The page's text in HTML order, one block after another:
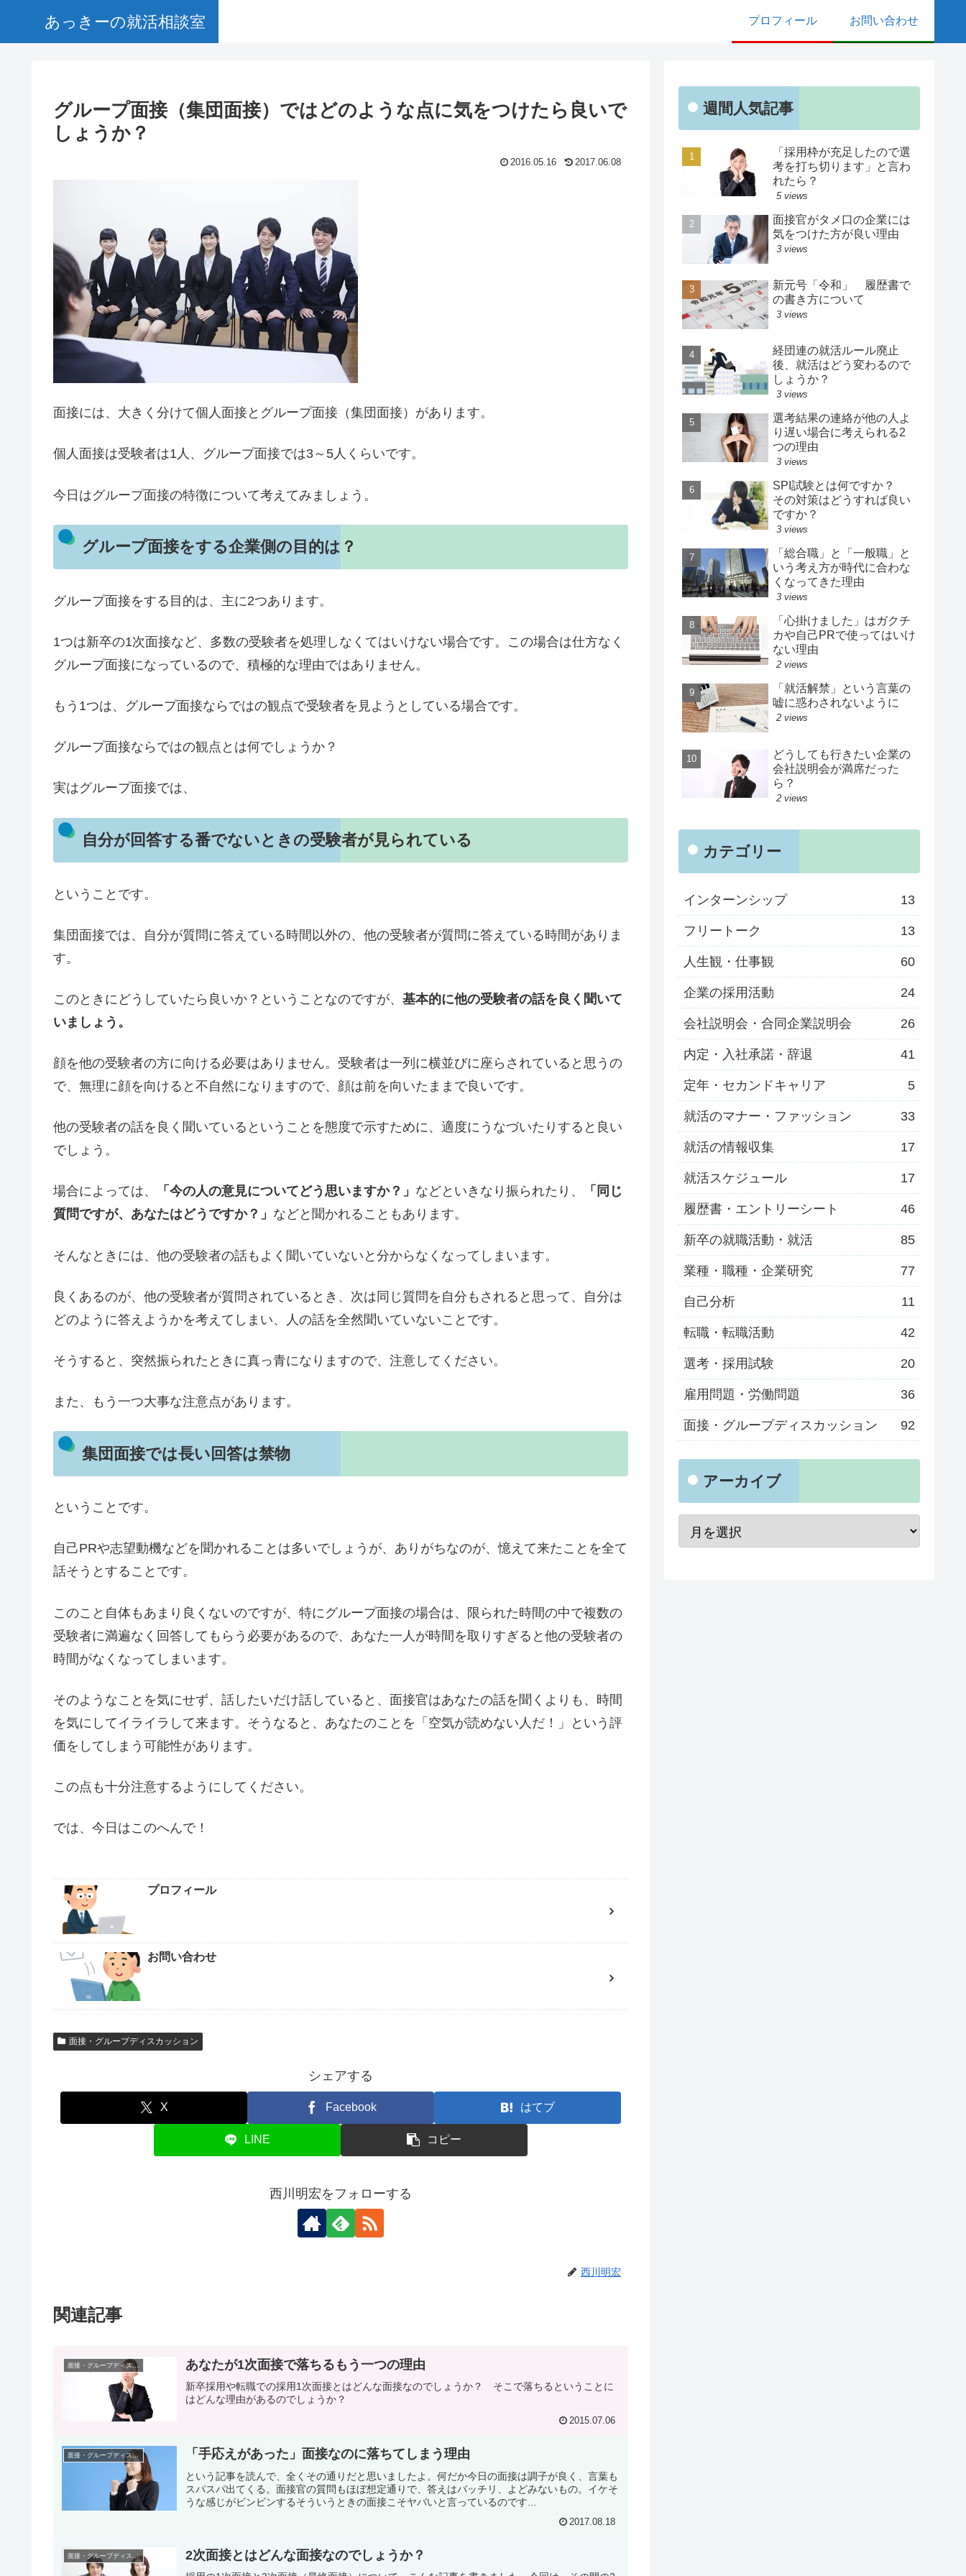
あっきーの就活相談室 プロフィール お問い合わせ
グループ面接（集団面接）ではどのような点に気をつけたら良いで
しょうか？
2016.05.16 2017.06.08
面接には、大きく分けて個人面接とグループ面接（集団面接）があります。
個人面接は受験者は1人、グループ面接では3～5人くらいです。
今日はグループ面接の特徴について考えてみましょう。
グループ面接をする企業側の目的は？
グループ面接をする目的は、主に2つあります。
1つは新卒の1次面接など、多数の受験者を処理しなくてはいけない場合です。この場合は仕方なく
グループ面接になっているので、積極的な理由ではありません。
もう1つは、グループ面接ならではの観点で受験者を見ようとしている場合です。
グループ面接ならではの観点とは何でしょうか？
実はグループ面接では、
自分が回答する番でないときの受験者が見られている
ということです。
集団面接では、自分が質問に答えている時間以外の、他の受験者が質問に答えている時間がありま
す。
このときにどうしていたら良いか？ということなのですが、 基本的に他の受験者の話を良く聞いて
いましょう。
顔を他の受験者の方に向ける必要はありません。受験者は一列に横並びに座らされていると思うの
で、無理に顔を向けると不自然になりますので、顔は前を向いたままで良いです。
他の受験者の話を良く聞いているということを態度で示すために、適度にうなづいたりすると良い
でしょう。
場合によっては、 「今の人の意見についてどう思いますか？」 などといきなり振られたり、
「同じ
質問ですが、あなたはどうですか？」 などと聞かれることもあります。
そんなときには、他の受験者の話もよく聞いていないと分からなくなってしまいます。
良くあるのが、他の受験者が質問されているとき、次は同じ質問を自分もされると思って、自分は
どのように答えようかを考えてしまい、人の話を全然聞いていないことです。
そうすると、突然振られたときに真っ青になりますので、注意してください。
また、もう一つ大事な注意点があります。
集団面接では長い回答は禁物
ということです。
自己PRや志望動機などを聞かれることは多いでしょうが、ありがちなのが、憶えて来たことを全て
話そうとすることです。
このこと自体もあまり良くないのですが、特にグループ面接の場合は、限られた時間の中で複数の
受験者に満遍なく回答してもらう必要があるので、あなた一人が時間を取りすぎると他の受験者の
時間がなくなってしまいます。
そのようなことを気にせず、話したいだけ話していると、面接官はあなたの話を聞くよりも、時間
を気にしてイライラして来ます。そうなると、あなたのことを「空気が読めない人だ！」という評
価をしてしまう可能性があります。
この点も十分注意するようにしてください。
では、今日はこのへんで！
プロフィール
お問い合わせ
面接・グループディスカッション
シェアする
X Facebook はてブ
LINE コピー
西川明宏をフォローする
西川明宏
関連記事
面接・グループディスカッション あなたが1次面接で落ちるもう一つの理由
新卒採用や転職での採用1次面接とはどんな面接なのでしょうか？ そこで落ちるということに
はどんな理由があるのでしょうか？
2015.07.06
面接・グループディスカッション 「手応えがあった」面接なのに落ちてしまう理由
という記事を読んで、全くその通りだと思いましたよ。何だか今日の面接は調子が良く、言葉も
スパスパ出てくる。面接官の質問もほぼ想定通りで、答えはバッチリ、よどみないもの。イケそ
うな感じがビンビンするそういうときの面接こそヤバいと言っているのです...
2017.08.18
面接・グループディスカッション 2次面接とはどんな面接なのでしょうか？
週間人気記事
「採用枠が充足したので選
考を打ち切ります」と言わ
れたら？
5 views
面接官がタメ口の企業には
気をつけた方が良い理由
3 views
新元号「令和」 履歴書で
の書き方について
3 views
経団連の就活ルール廃止
後、就活はどう変わるので
しょうか？
3 views
選考結果の連絡が他の人よ
り遅い場合に考えられる2
つの理由
3 views
SPI試験とは何ですか？
その対策はどうすれば良い
ですか？
3 views
「総合職」と「一般職」と
いう考え方が時代に合わな
くなってきた理由
3 views
「心掛けました」はガクチ
カや自己PRで使ってはいけ
ない理由
2 views
「就活解禁」という言葉の
嘘に惑わされないように
2 views
どうしても行きたい企業の
会社説明会が満席だった
ら？
2 views
カテゴリー
インターンシップ 13
フリートーク 13
人生観・仕事観 60
企業の採用活動 24
会社説明会・合同企業説明会 26
内定・入社承諾・辞退 41
定年・セカンドキャリア 5
就活のマナー・ファッション 33
就活の情報収集 17
就活スケジュール 17
履歴書・エントリーシート 46
新卒の就職活動・就活 85
業種・職種・企業研究 77
自己分析 11
転職・転職活動 42
選考・採用試験 20
雇用問題・労働問題 36
面接・グループディスカッション 92
アーカイブ